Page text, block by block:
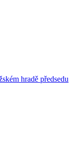
hradě předsedu